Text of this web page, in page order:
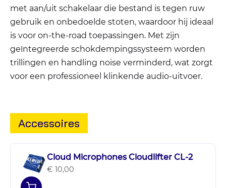
met aan/uit schakelaar die bestand is tegen ruw
gebruik en onbedoelde stoten, waardoor hij ideaal
is voor on-the-road toepassingen. Met zijn
geïntegreerde schokdempingssysteem worden
trillingen en handling noise verminderd, wat zorgt
voor een professioneel klinkende audio-uitvoer.
Accessoires
Cloud Microphones Cloudlifter CL-2
€ 10,00